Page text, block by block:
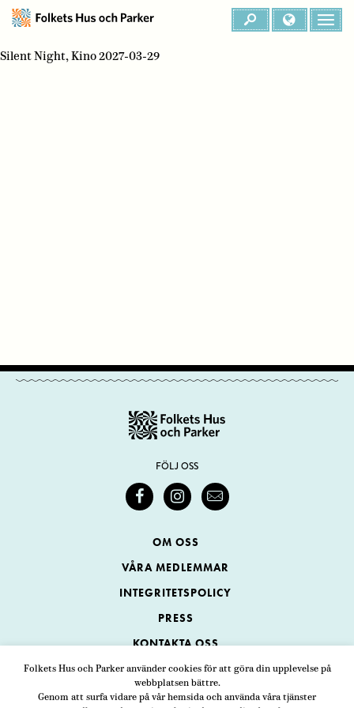
Folkets Hus och Parker använder cookies för att göra din upplevelse på
webbplatsen bättre.
Genom att surfa vidare på vår hemsida och använda våra tjänster
Silent Night, Kino 2027-03-29
FÖLJ OSS
OM OSS
VÅRA MEDLEMMAR
INTEGRITETSPOLICY
PRESS
KONTAKTA OSS
Folkets Hus och Parker